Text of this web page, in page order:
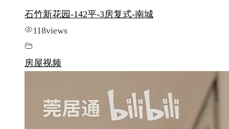
石竹新花园-142平-3房复式-南城
118views
房屋视频